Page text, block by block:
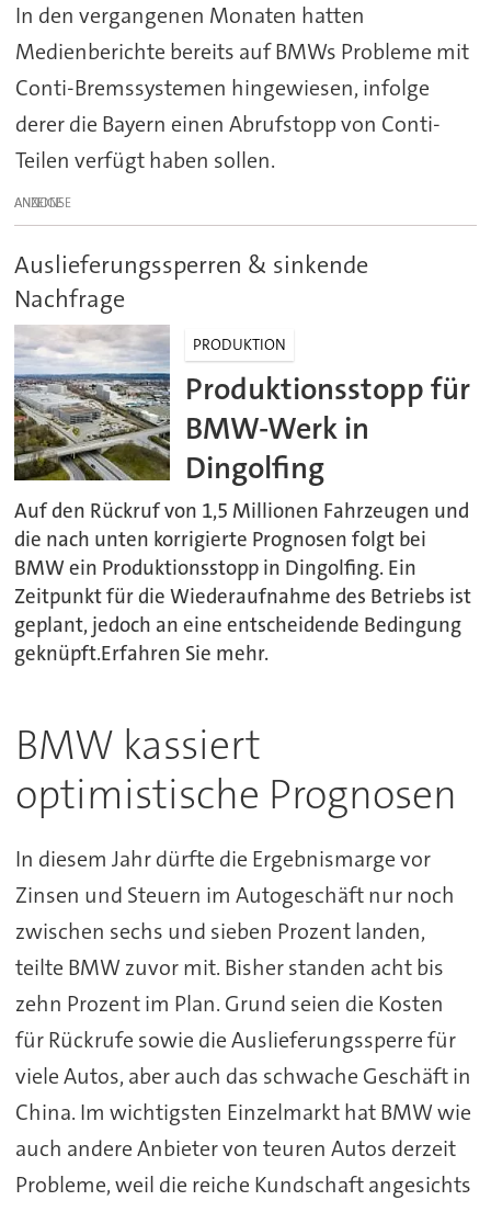
In den vergangenen Monaten hatten
Medienberichte bereits auf BMWs Probleme mit
Conti-Bremssystemen hingewiesen, infolge
derer die Bayern einen Abrufstopp von Conti-
Teilen verfügt haben sollen.
ANZEIGE
Auslieferungssperren & sinkende
Nachfrage
PRODUKTION
Produktionsstopp für
BMW-Werk in
Dingolfing
Auf den Rückruf von 1,5 Millionen Fahrzeugen und
die nach unten korrigierte Prognosen folgt bei
BMW ein Produktionsstopp in Dingolfing. Ein
Zeitpunkt für die Wiederaufnahme des Betriebs ist
geplant, jedoch an eine entscheidende Bedingung
geknüpft.Erfahren Sie mehr.
BMW kassiert
optimistische Prognosen
In diesem Jahr dürfte die Ergebnismarge vor
Zinsen und Steuern im Autogeschäft nur noch
zwischen sechs und sieben Prozent landen,
teilte BMW zuvor mit. Bisher standen acht bis
zehn Prozent im Plan. Grund seien die Kosten
für Rückrufe sowie die Auslieferungssperre für
viele Autos, aber auch das schwache Geschäft in
China. Im wichtigsten Einzelmarkt hat BMW wie
auch andere Anbieter von teuren Autos derzeit
Probleme, weil die reiche Kundschaft angesichts